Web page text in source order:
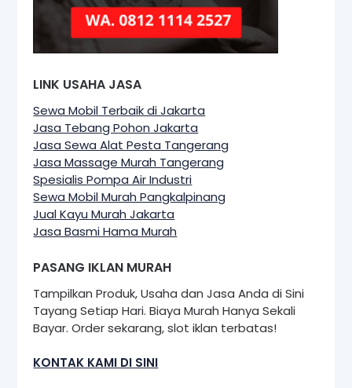
LINK USAHA JASA
Sewa Mobil Terbaik di Jakarta
Jasa Tebang Pohon Jakarta
Jasa Sewa Alat Pesta Tangerang
Jasa Massage Murah Tangerang
Spesialis Pompa Air Industri
Sewa Mobil Murah Pangkalpinang
Jual Kayu Murah Jakarta
Jasa Basmi Hama Murah
PASANG IKLAN MURAH
Tampilkan Produk, Usaha dan Jasa Anda di Sini
Tayang Setiap Hari. Biaya Murah Hanya Sekali
Bayar. Order sekarang, slot iklan terbatas!
KONTAK KAMI DI SINI